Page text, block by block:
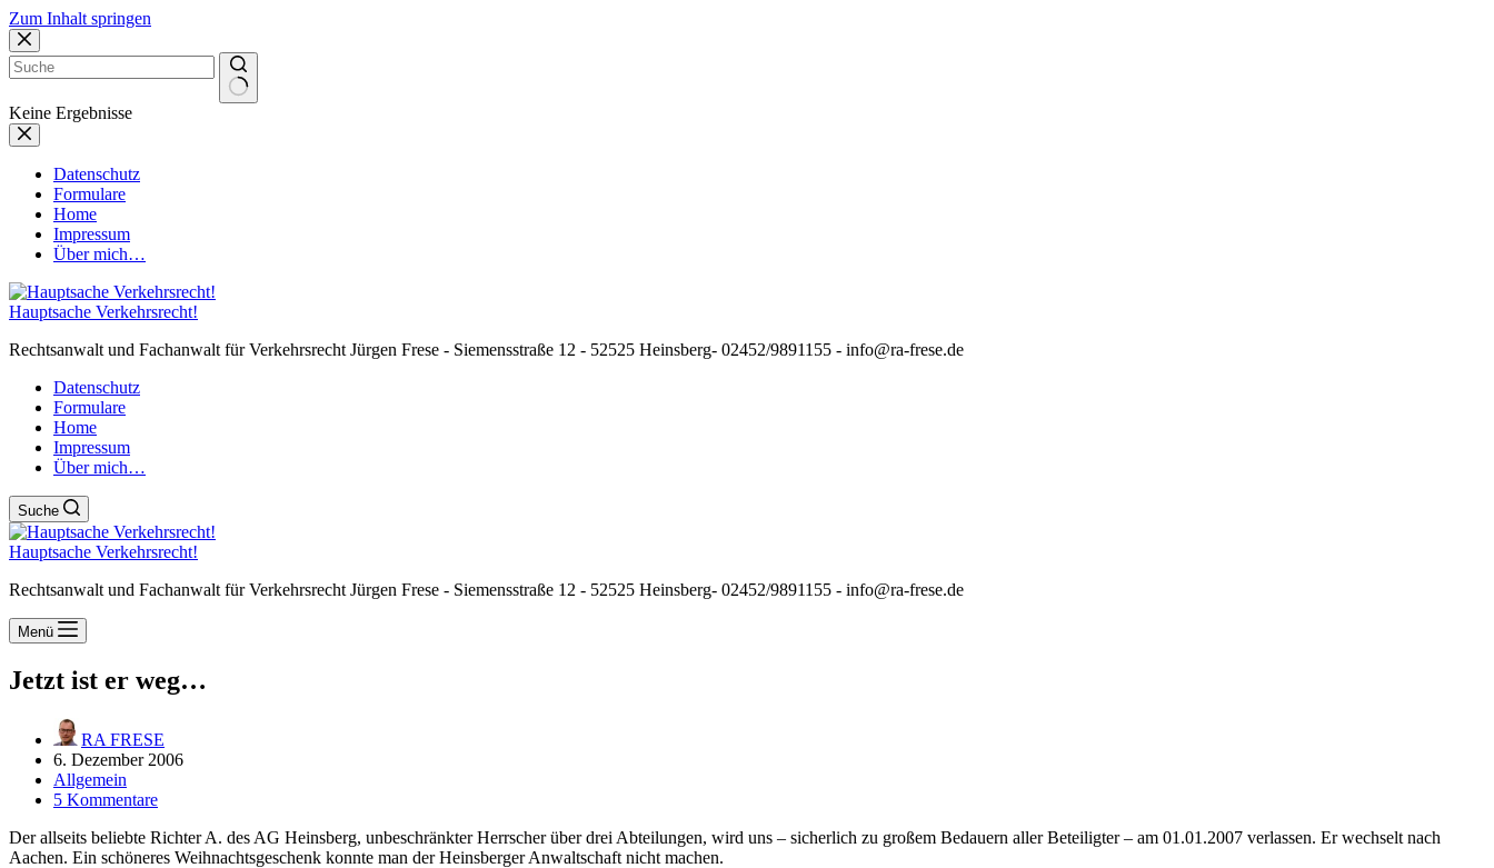
Zum Inhalt springen
Keine Ergebnisse
Datenschutz
Formulare
Home
Impressum
Über mich…
Hauptsache Verkehrsrecht!
Rechtsanwalt und Fachanwalt für Verkehrsrecht Jürgen Frese - Siemensstraße 12 - 52525 Heinsberg- 02452/9891155 - info@ra-frese.de
Datenschutz
Formulare
Home
Impressum
Über mich…
Suche
Hauptsache Verkehrsrecht!
Rechtsanwalt und Fachanwalt für Verkehrsrecht Jürgen Frese - Siemensstraße 12 - 52525 Heinsberg- 02452/9891155 - info@ra-frese.de
Menü
Jetzt ist er weg…
RA FRESE
6. Dezember 2006
Allgemein
5 Kommentare
Der allseits beliebte Richter A. des AG Heinsberg, unbeschränkter Herrscher über drei Abteilungen, wird uns – sicherlich zu großem Bedauern aller Beteiligter – am 01.01.2007 verlassen. Er wechselt nach
Aachen. Ein schöneres Weihnachtsgeschenk konnte man der Heinsberger Anwaltschaft nicht machen.